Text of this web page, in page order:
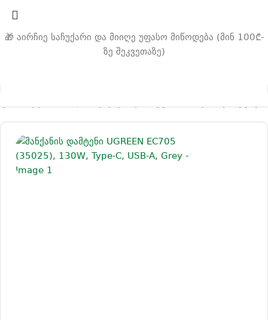
🎁 აირჩიე საჩუქარი და მიიღე უფასო მიწოდება (მინ 100₾-
ზე შეკვეთაზე)